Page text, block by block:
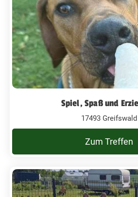
Spiel, Spaß und
17493 Greifswald
Zum Treffen